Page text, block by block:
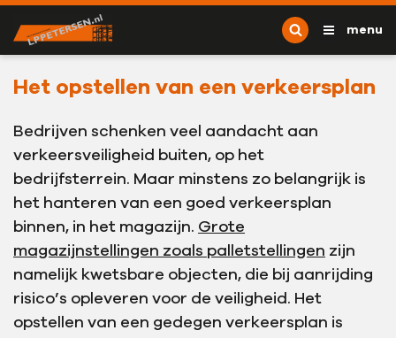
Ga naar content
L.P. Petersen
menu
Het opstellen van een verkeersplan
Bedrijven schenken veel aandacht aan
verkeersveiligheid buiten, op het
bedrijfsterrein. Maar minstens zo belangrijk is
het hanteren van een goed verkeersplan
binnen, in het magazijn. Grote
magazijnstellingen zoals palletstellingen zijn
namelijk kwetsbare objecten, die bij aanrijding
risico’s opleveren voor de veiligheid. Het
opstellen van een gedegen verkeersplan is